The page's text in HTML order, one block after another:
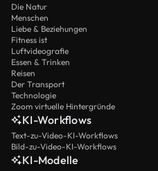
Die Natur
Menschen
Liebe & Beziehungen
Fitness ist
Luftvideografie
Essen & Trinken
Reisen
Der Transport
Technologie
Zoom virtuelle Hintergründe
KI-Workflows
Text-zu-Video-KI-Workflows
Bild-zu-Video-KI-Workflows
KI-Modelle